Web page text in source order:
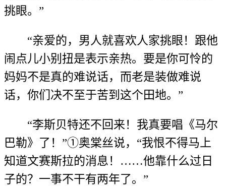
挑眼。”
“亲爱的，男人就喜欢人家挑眼！跟他
闹点儿小别扭是表示亲热。要是你可怜的
妈妈不是真的难说话，而老是装做难说
话，你们决不至于苦到这个田地。”
“李斯贝特还不回来！我真要唱《马尔
巴勒》了！”①奥棠丝说，“我恨不得马上
知道文赛斯拉的消息！……他靠什么过日
子的？一事不干有两年了。”